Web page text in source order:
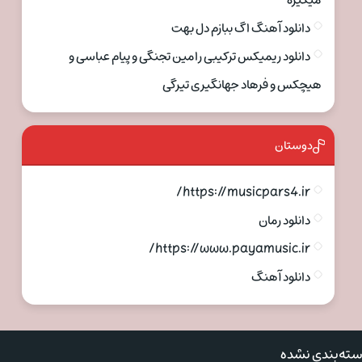
دانلود آهنگ اگ ببازم دل بهت
دانلود ریمیکس ترکیبی رامین تجنگی و پیام عباسی و
هیچکس و فرهاد جهانگیری تیرگی
دوستان
https://musicpars4.ir/
دانلود رمان
https://www.payamusic.ir/
دانلود آهنگ
نشده